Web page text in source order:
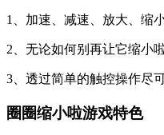
1、加速、减速、放大、缩小
2、无论如何别再让它缩小
3、透过简单的触控操作尽
圈圈缩小啦游戏特色